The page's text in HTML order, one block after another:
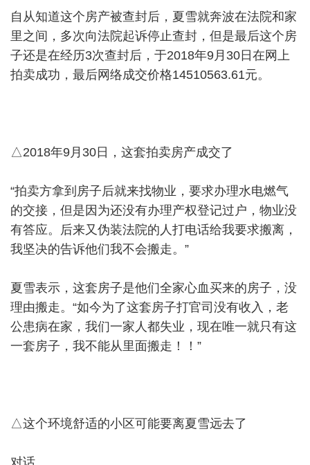
自从知道这个房产被查封后，夏雪就奔波在法院和家
里之间，多次向法院起诉停止查封，但是最后这个房
子还是在经历3次查封后，于2018年9月30日在网上
拍卖成功，最后网络成交价格14510563.61元。
△2018年9月30日，这套拍卖房产成交了
“拍卖方拿到房子后就来找物业，要求办理水电燃气
的交接，但是因为还没有办理产权登记过户，物业没
有答应。后来又伪装法院的人打电话给我要求搬离，
我坚决的告诉他们我不会搬走。”
夏雪表示，这套房子是他们全家心血买来的房子，没
理由搬走。“如今为了这套房子打官司没有收入，老
公患病在家，我们一家人都失业，现在唯一就只有这
一套房子，我不能从里面搬走！！”
△这个环境舒适的小区可能要离夏雪远去了
对话